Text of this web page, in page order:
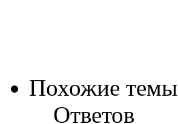
Похожие темы
Ответов